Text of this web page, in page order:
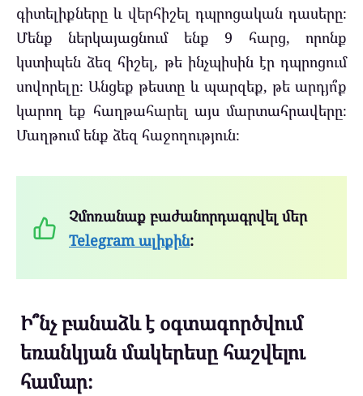
գիտելիքները և վերհիշել դպրոցական դասերը։
Մենք ներկայացնում ենք 9 հարց, որոնք
կստիպեն ձեզ հիշել, թե ինչպիսին էր դպրոցում
սովորելը։ Անցեք թեստը և պարզեք, թե արդյո՞ք
կարող եք հաղթահարել այս մարտահրավերը։
Մաղթում ենք ձեզ հաջողություն։
Չմոռանաք բաժանորդագրվել մեր
Telegram ալիքին:
Ի՞նչ բանաձև է օգտագործվում
եռանկյան մակերեսը հաշվելու
համար։